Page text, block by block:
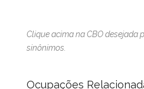
Clique acima na CBO desejada
sinônimos.
Ocupações